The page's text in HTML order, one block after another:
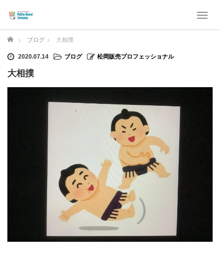
T
ホーム ブログ 大相撲
2020.07.14 ブログ 松岡販売プロフェッショナル
大相撲